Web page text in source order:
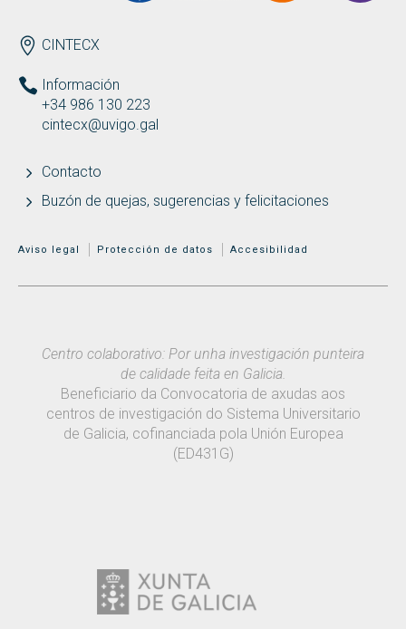
ENDEREZO ES
CINTECX
Información
+34 986 130 223
cintecx@uvigo.gal
Contacto
Buzón de quejas, sugerencias y felicitaciones
MENÚ ADICIONAL
Aviso legal Protección de datos Accesibilidad
Centro colaborativo: Por unha investigación punteira
de calidade feita en Galicia.
Beneficiario da Convocatoria de axudas aos
centros de investigación do Sistema Universitario
de Galicia, cofinanciada pola Unión Europea
(ED431G)